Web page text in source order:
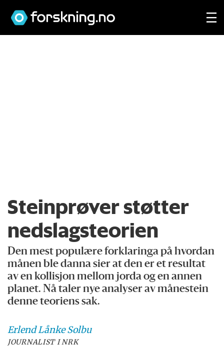
Steinprøver støtter
nedslagsteorien
Den mest populære forklaringa på hvordan
månen ble danna sier at den er et resultat
av en kollisjon mellom jorda og en annen
planet. Nå taler nye analyser av månestein
denne teoriens sak.
ErlendLånke Solbu
JOURNALIST I NRK